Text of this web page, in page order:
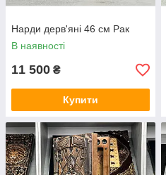
Нарди дерв'яні 46 см Рак
В наявності
11 500 ₴
Купити